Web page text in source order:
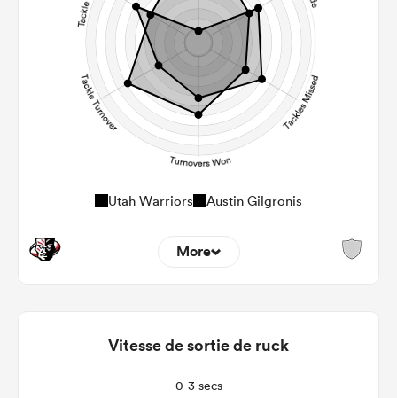
Post Contact Meters
Utah Warriors Austin Gilgronis
More
Tackles Made
Tackles Missed
Vitesse de sortie de ruck
0-3 secs